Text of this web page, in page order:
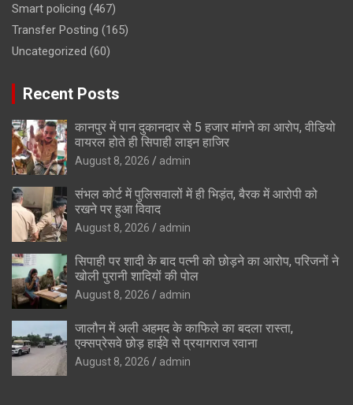
Smart policing (467)
Transfer Posting (165)
Uncategorized (60)
Recent Posts
कानपुर में पान दुकानदार से 5 हजार मांगने का आरोप, वीडियो
वायरल होते ही सिपाही लाइन हाजिर
August 8, 2026 admin
संभल कोर्ट में पुलिसवालों में ही भिड़ंत, बैरक में आरोपी को
रखने पर हुआ विवाद
August 8, 2026 admin
सिपाही पर शादी के बाद पत्नी को छोड़ने का आरोप, परिजनों ने
खोली पुरानी शादियों की पोल
August 8, 2026 admin
जालौन में अली अहमद के काफिले का बदला रास्ता,
एक्सप्रेसवे छोड़ हाईवे से प्रयागराज रवाना
August 8, 2026 admin